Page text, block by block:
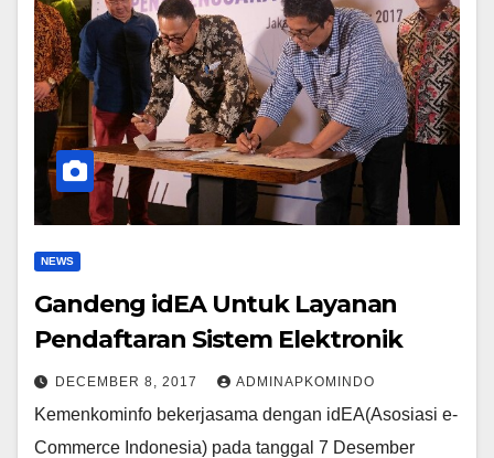
NEWS
Gandeng idEA Untuk Layanan
Pendaftaran Sistem Elektronik
DECEMBER 8, 2017 ADMINAPKOMINDO
Kemenkominfo bekerjasama dengan idEA(Asosiasi e-
Commerce Indonesia) pada tanggal 7 Desember